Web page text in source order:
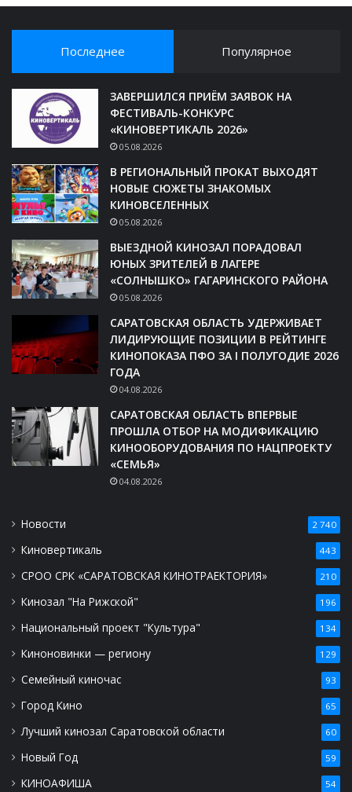
Последнее Популярное
ЗАВЕРШИЛСЯ ПРИЁМ ЗАЯВОК НА
ФЕСТИВАЛЬ-КОНКУРС
«КИНОВЕРТИКАЛЬ 2026»
05.08.2026
В РЕГИОНАЛЬНЫЙ ПРОКАТ ВЫХОДЯТ
НОВЫЕ СЮЖЕТЫ ЗНАКОМЫХ
КИНОВСЕЛЕННЫХ
05.08.2026
ВЫЕЗДНОЙ КИНОЗАЛ ПОРАДОВАЛ
ЮНЫХ ЗРИТЕЛЕЙ В ЛАГЕРЕ
«СОЛНЫШКО» ГАГАРИНСКОГО РАЙОНА
05.08.2026
САРАТОВСКАЯ ОБЛАСТЬ УДЕРЖИВАЕТ
ЛИДИРУЮЩИЕ ПОЗИЦИИ В РЕЙТИНГЕ
КИНОПОКАЗА ПФО ЗА I ПОЛУГОДИЕ 2026
ГОДА
04.08.2026
САРАТОВСКАЯ ОБЛАСТЬ ВПЕРВЫЕ
ПРОШЛА ОТБОР НА МОДИФИКАЦИЮ
КИНООБОРУДОВАНИЯ ПО НАЦПРОЕКТУ
«СЕМЬЯ»
04.08.2026
Новости 2 740
Киновертикаль 443
СРОО СРК «САРАТОВСКАЯ КИНОТРАЕКТОРИЯ» 210
Кинозал "На Рижской" 196
Национальный проект "Культура" 134
Киноновинки — региону 129
Семейный киночас 93
Город Кино 65
Лучший кинозал Саратовской области 60
Новый Год 59
КИНОАФИША 54